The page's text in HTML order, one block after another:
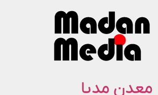
معدن مدیا